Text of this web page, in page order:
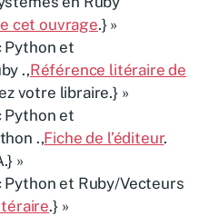
cet ouvrage.} »
Python et
.,Référence litéraire de
votre libraire.} »
Python et
.,Fiche de l’éditeur.
»
Python et Ruby/Vecteurs
.} »